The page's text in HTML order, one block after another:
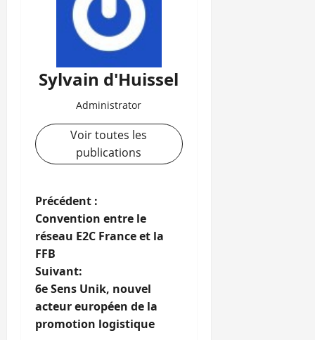
Sylvain d'Huissel
Administrator
Voir toutes les
publications
N
a
v
i
g
Précédent :
Convention entre le
réseau E2C France et la
FFB
Suivant:
6e Sens Unik, nouvel
acteur européen de la
promotion logistique